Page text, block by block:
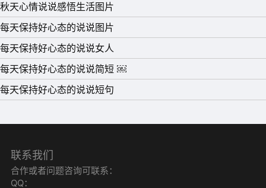
秋天心情说说感悟生活图片
每天保持好心态的说说图片
每天保持好心态的说说女人
每天保持好心态的说说简短 ￼
每天保持好心态的说说短句
联系我们
合作或者问题咨询可联系：
QQ：